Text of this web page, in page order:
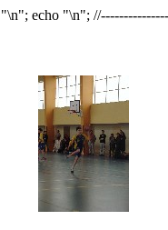
\n"; echo "\n";